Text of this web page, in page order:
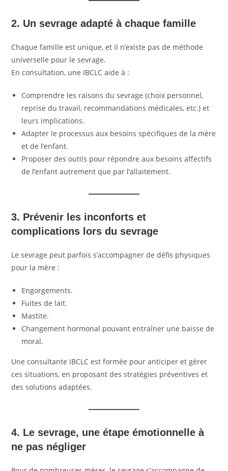
2. Un sevrage adapté à chaque famille
Chaque famille est unique, et il n’existe pas de méthode
universelle pour le sevrage.
En consultation, une IBCLC aide à :
Comprendre les raisons du sevrage (choix personnel,
reprise du travail, recommandations médicales, etc.) et
leurs implications.
Adapter le processus aux besoins spécifiques de la mère
et de l’enfant.
Proposer des outils pour répondre aux besoins affectifs
de l’enfant autrement que par l’allaitement.
3. Prévenir les inconforts et
complications lors du sevrage
Le sevrage peut parfois s’accompagner de défis physiques
pour la mère :
Engorgements.
Fuites de lait.
Mastite.
Changement hormonal pouvant entraîner une baisse de
moral.
Une consultante IBCLC est formée pour anticiper et gérer
ces situations, en proposant des stratégies préventives et
des solutions adaptées.
4. Le sevrage, une étape émotionnelle à
ne pas négliger